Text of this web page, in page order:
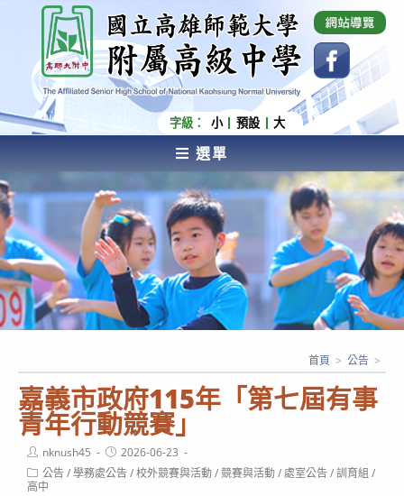
內
容
國立高雄師範大學附屬高級中學 Affiliated Senior
High School of National Kaohsiung Normal
University
字級： 小 預設 大
選單
AFFILIATED SENIOR HIGH SCHOOL OF NATIONAL
KAOHSIUNG NORMAL UNIVERSITY
嘉義市政府115年「第七屆有事
青年行動競賽」
首頁 > 公告 >
Post
author:
nknush45
Post
published:
2026-06-23
Post
category:
公告/學務處公告/校外競賽與活動/競賽與活動/處室公告/訓育組 /
高中